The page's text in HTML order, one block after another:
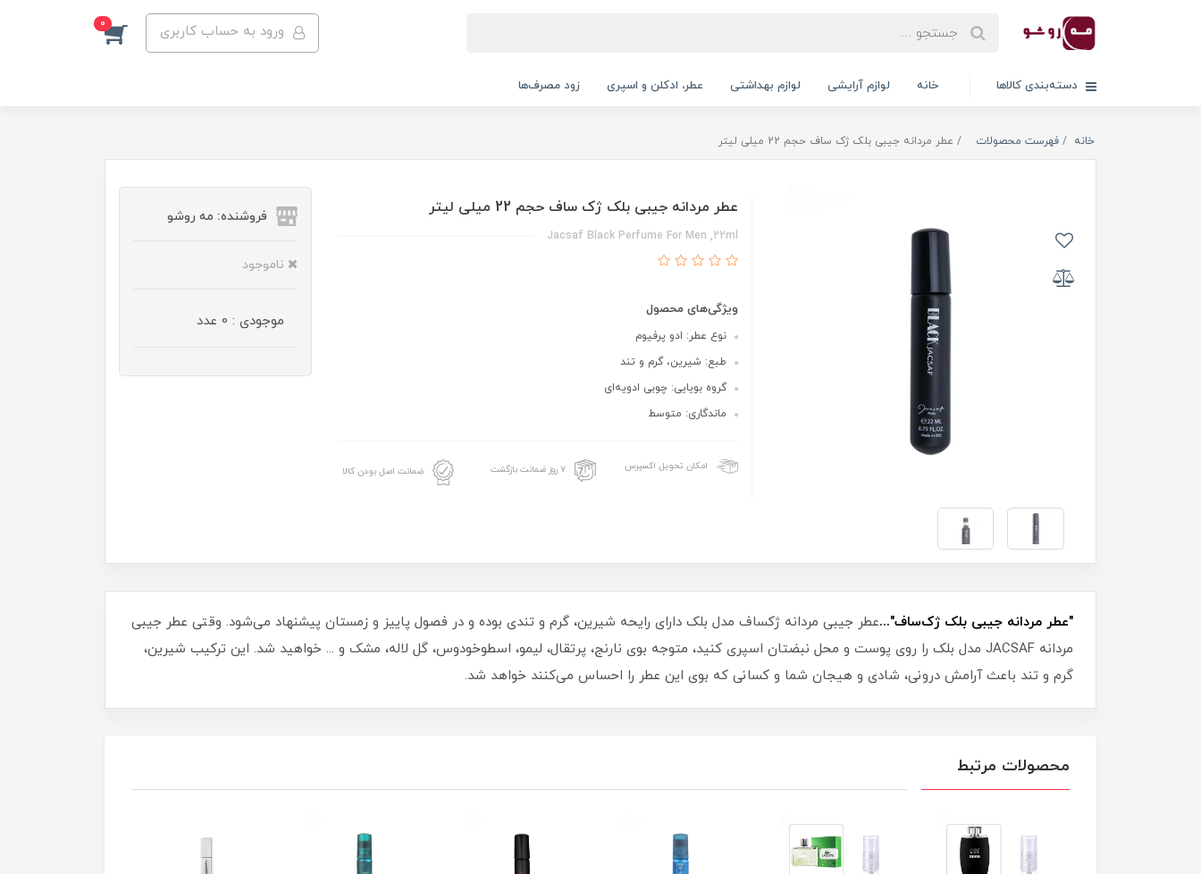
ورود به حساب کاربری 0
دسته‌بندی کالاها خانه لوازم آرایشی لوازم بهداشتی عطر، ادکلن و اسپری زود مصرف‌ها
خانه فهرست محصولات عطر مردانه جیبی بلک ژک ساف حجم 22 میلی لیتر
عطر مردانه جیبی بلک ژک ساف حجم 22 میلی لیتر
Jacsaf Black Perfume For Men ,22ml
ویژگی‌های محصول
نوع عطر: ادو پرفیوم
طبع: شیرین، گرم و تند
گروه بویایی: چوبی ادویه‌ای
ماندگاری: متوسط
امکان تحویل اکسپرس ۷ روز ضمانت بازگشت ضمانت اصل بودن کالا
فروشنده: مه رو‌شو
ناموجود
موجودی : 0 عدد
"عطر مردانه جیبی بلک ژک‌ساف"...عطر جیبی مردانه ژکساف مدل بلک دارای رایحه شیرین، گرم و تندی بوده و در فصول پاییز و زمستان پیشنهاد می‌شود. وقتی عطر جیبی
مردانه JACSAF مدل بلک را روی پوست و محل نبضتان اسپری کنید، متوجه بوی نارنج، پرتقال، لیمو، اسطوخودوس، گل لاله، مشک و ... خواهید شد. این ترکیب شیرین،
گرم و تند باعث آرامش درونی، شادی و هیجان شما و کسانی که بوی این عطر را احساس می‌کنند خواهد شد.
محصولات مرتبط